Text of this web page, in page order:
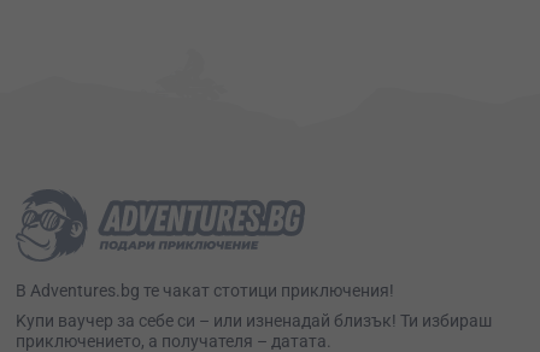
В Adventures.bg те чакат стотици приключения!
Kупи ваучер за себе си – или изненадай близък! Ти избираш
приключението, а получателя – датата.